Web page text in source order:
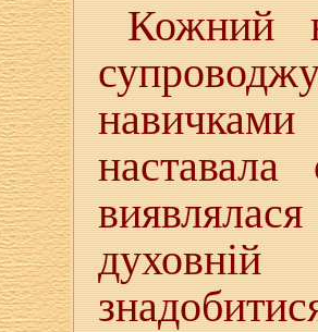
Кожний